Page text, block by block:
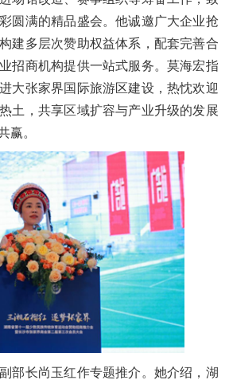
圆满的精品盛会。他诚邀广大企业抢
建多层次赞助权益体系，配套完善合
招商机构提供一站式服务。莫海宏指
大张家界国际旅游区建设，热忱欢迎
土，共享区域扩容与产业升级的发展
赢。
部长尚玉红作专题推介。她介绍，湖